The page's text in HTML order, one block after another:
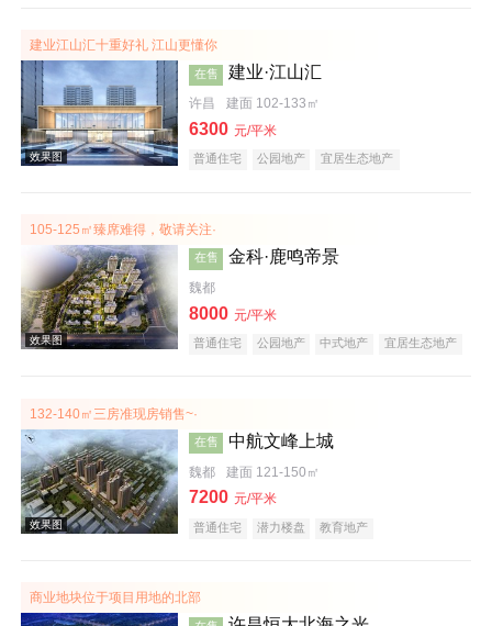
实景图
效果图
建业江山汇十重好礼 江山更懂你
在售 建业·江山汇
许昌 建面 102-133㎡
6300 元/平米
普通住宅 公园地产 宜居生态地产
105-125㎡臻席难得，敬请关注·
在售 金科·鹿鸣帝景
魏都
8000 元/平米
普通住宅 公园地产 中式地产
宜居生态地产
132-140㎡三房准现房销售~·
在售 中航文峰上城
魏都 建面 121-150㎡
7200 元/平米
普通住宅 潜力楼盘 教育地产
商业地块位于项目用地的北部